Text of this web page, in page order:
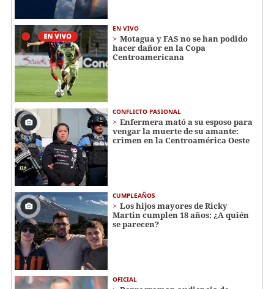
EN VIVO
Motagua y FAS no se han podido
hacer dañor en la Copa
Centroamericana
CONFLICTO PASIONAL
Enfermera mató a su esposo para
vengar la muerte de su amante:
crimen en la Centroamérica Oeste
CUMPLEAÑOS
Los hijos mayores de Ricky
Martin cumplen 18 años: ¿A quién
se parecen?
OFICIAL